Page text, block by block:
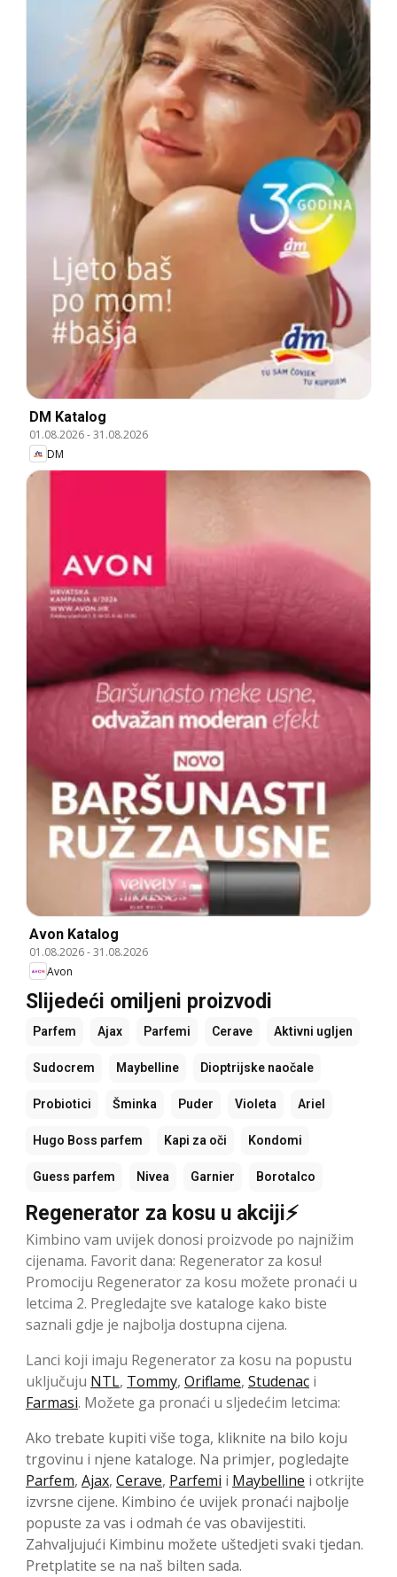
DM Katalog
01.08.2026-31.08.2026
DM
Avon Katalog
01.08.2026-31.08.2026
Avon
Slijedeći omiljeni proizvodi
Parfem Ajax Parfemi Cerave Aktivni ugljen
Sudocrem Maybelline Dioptrijske naočale
Probiotici Šminka Puder Violeta Ariel
Hugo Boss parfem Kapi za oči Kondomi
Guess parfem Nivea Garnier Borotalco
Regenerator za kosu u akciji⚡
Kimbino vam uvijek donosi proizvode po najnižim
cijenama. Favorit dana: Regenerator za kosu!
Promociju Regenerator za kosu možete pronaći u
letcima 2. Pregledajte sve kataloge kako biste
saznali gdje je najbolja dostupna cijena.
Lanci koji imaju Regenerator za kosu na popustu
uključuju NTL, Tommy, Oriflame, Studenac i
Farmasi. Možete ga pronaći u sljedećim letcima:
Ako trebate kupiti više toga, kliknite na bilo koju
trgovinu i njene kataloge. Na primjer, pogledajte
Parfem, Ajax, Cerave, Parfemi i Maybelline i otkrijte
izvrsne cijene. Kimbino će uvijek pronaći najbolje
popuste za vas i odmah će vas obavijestiti.
Zahvaljujući Kimbinu možete uštedjeti svaki tjedan.
Pretplatite se na naš bilten sada.